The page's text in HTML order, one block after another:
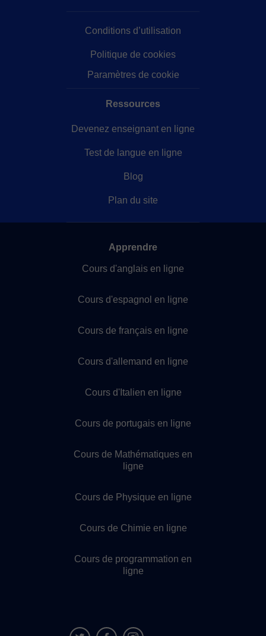
Conditions d’utilisation
Politique de cookies
Paramètres de cookie
Ressources
Devenez enseignant en ligne
Test de langue en ligne
Blog
Plan du site
Apprendre
Cours d'anglais en ligne
Cours d'espagnol en ligne
Cours de français en ligne
Cours d'allemand en ligne
Cours d'Italien en ligne
Cours de portugais en ligne
Cours de Mathématiques en
ligne
Cours de Physique en ligne
Cours de Chimie en ligne
Cours de programmation en
ligne